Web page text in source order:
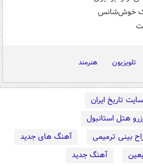
خوش‌شانس
تلویزیون هنرمند
سایت تاریخ ایران
هتل استانبول
بینی ترمیمی
آهنگ های جدید
آهنگ جدید